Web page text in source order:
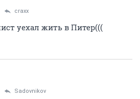
craxx
уехал жить в Питер(((
Sadovnikov